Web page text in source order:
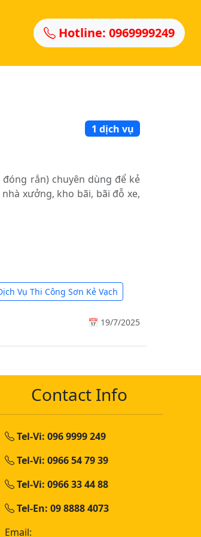
Hotline: 0969999249
1 dịch vụ
rắn) chuyên dùng để kẻ
xưởng, kho bãi, bãi đỗ xe,
Vụ Thi Công Sơn Kẻ Vạch
📅 19/7/2025
Contact Info
Tel-Vi: 096 9999 249
Tel-Vi: 0966 54 79 39
Tel-Vi: 0966 33 44 88
Tel-En: 09 8888 4073
Email: